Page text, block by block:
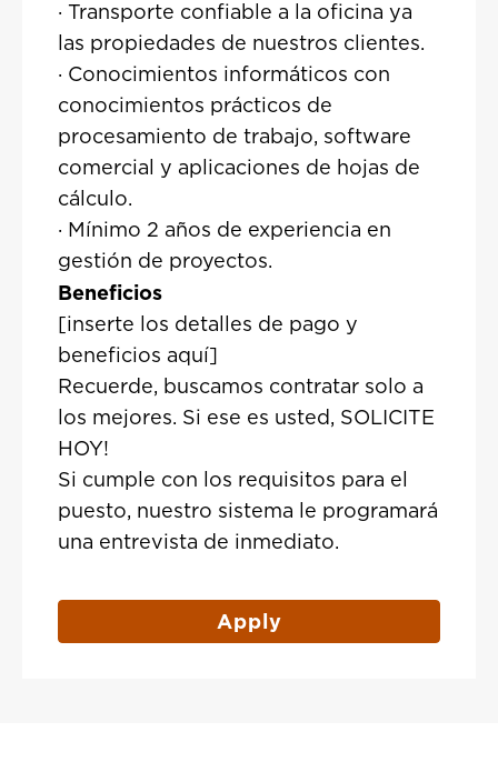
· Transporte confiable a la oficina ya
las propiedades de nuestros clientes.
· Conocimientos informáticos con
conocimientos prácticos de
procesamiento de trabajo, software
comercial y aplicaciones de hojas de
cálculo.
· Mínimo 2 años de experiencia en
gestión de proyectos.
Beneficios
[inserte los detalles de pago y
beneficios aquí]
Recuerde, buscamos contratar solo a
los mejores. Si ese es usted, SOLICITE
HOY!
Si cumple con los requisitos para el
puesto, nuestro sistema le programará
una entrevista de inmediato.
Apply